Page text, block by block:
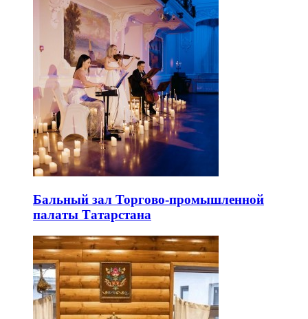
Бальный зал Торгово-промышленной
палаты Татарстана